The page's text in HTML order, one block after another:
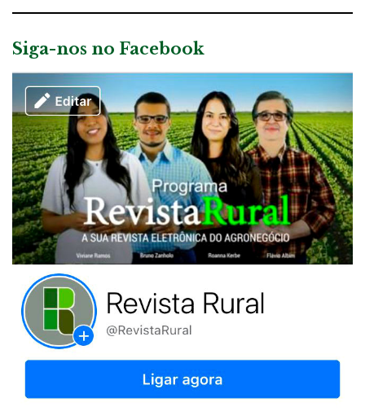
Siga-nos no Facebook